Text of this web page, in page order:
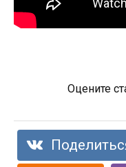
Оцените